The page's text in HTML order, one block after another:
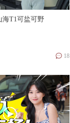
海T1可盐可野
18